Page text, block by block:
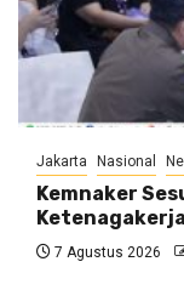
Jakarta Nasional
Kemnaker
7 Agustus 2026